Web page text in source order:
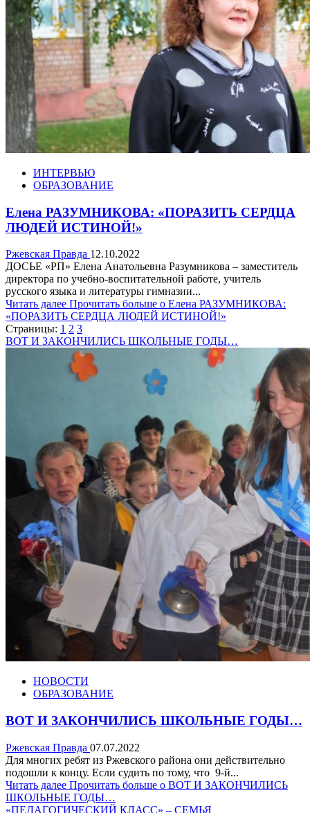
ИНТЕРВЬЮ
ОБРАЗОВАНИЕ
Елена РАЗУМНИКОВА: «ПОРАЗИТЬ СЕРДЦА
ЛЮДЕЙ ИСТИНОЙ!»
Ржевская Правда 12.10.2022
ДОСЬЕ «РП» Елена Анатольевна Разумникова – заместитель
директора по учебно-воспитательной работе, учитель
русского языка и литературы гимназии...
Читать далее Прочитать больше о Елена РАЗУМНИКОВА:
«ПОРАЗИТЬ СЕРДЦА ЛЮДЕЙ ИСТИНОЙ!»
Страницы: 1 2 3
ВОТ И ЗАКОНЧИЛИСЬ ШКОЛЬНЫЕ ГОДЫ…
НОВОСТИ
ОБРАЗОВАНИЕ
ВОТ И ЗАКОНЧИЛИСЬ ШКОЛЬНЫЕ ГОДЫ…
Ржевская Правда 07.07.2022
Для многих ребят из Ржевского района они действительно
подошли к концу. Если судить по тому, что 9-й...
Читать далее Прочитать больше о ВОТ И ЗАКОНЧИЛИСЬ
ШКОЛЬНЫЕ ГОДЫ…
«ПЕДАГОГИЧЕСКИЙ КЛАСС» – СЕМЬЯ